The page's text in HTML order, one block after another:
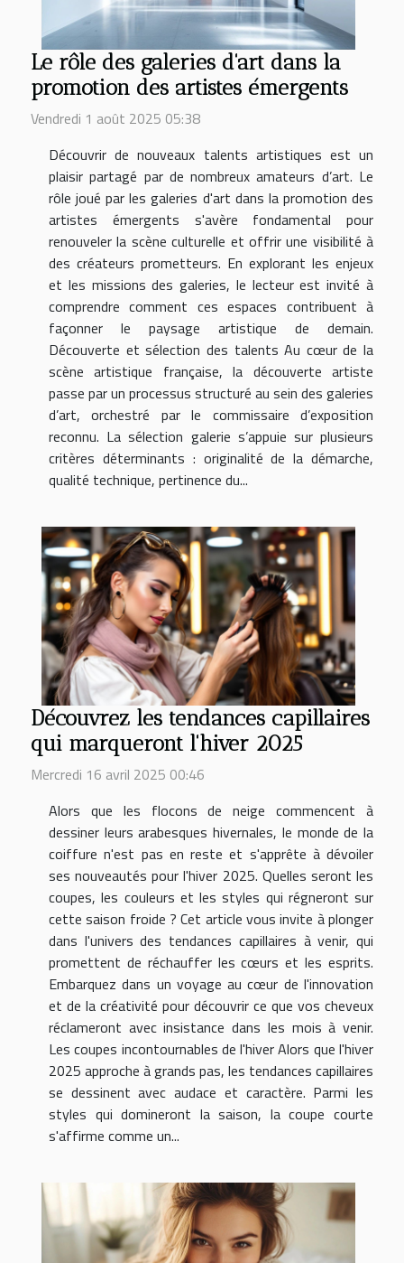
Le rôle des galeries d'art dans la
promotion des artistes émergents
Vendredi 1 août 2025 05:38
Découvrir de nouveaux talents artistiques est un
plaisir partagé par de nombreux amateurs d’art. Le
rôle joué par les galeries d'art dans la promotion des
artistes émergents s'avère fondamental pour
renouveler la scène culturelle et offrir une visibilité à
des créateurs prometteurs. En explorant les enjeux
et les missions des galeries, le lecteur est invité à
comprendre comment ces espaces contribuent à
façonner le paysage artistique de demain.
Découverte et sélection des talents Au cœur de la
scène artistique française, la découverte artiste
passe par un processus structuré au sein des galeries
d’art, orchestré par le commissaire d’exposition
reconnu. La sélection galerie s’appuie sur plusieurs
critères déterminants : originalité de la démarche,
qualité technique, pertinence du...
Découvrez les tendances capillaires
qui marqueront l'hiver 2025
Mercredi 16 avril 2025 00:46
Alors que les flocons de neige commencent à
dessiner leurs arabesques hivernales, le monde de la
coiffure n'est pas en reste et s'apprête à dévoiler
ses nouveautés pour l'hiver 2025. Quelles seront les
coupes, les couleurs et les styles qui régneront sur
cette saison froide ? Cet article vous invite à plonger
dans l'univers des tendances capillaires à venir, qui
promettent de réchauffer les cœurs et les esprits.
Embarquez dans un voyage au cœur de l'innovation
et de la créativité pour découvrir ce que vos cheveux
réclameront avec insistance dans les mois à venir.
Les coupes incontournables de l'hiver Alors que l'hiver
2025 approche à grands pas, les tendances capillaires
se dessinent avec audace et caractère. Parmi les
styles qui domineront la saison, la coupe courte
s'affirme comme un...